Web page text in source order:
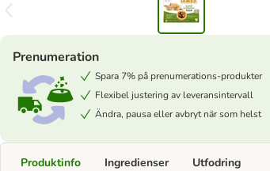
Prenumeration
Spara 7% på prenumerations-produkter
Flexibel justering av leveransintervall
Ändra, pausa eller avbryt när som helst
Produktinfo Ingredienser Utfodring